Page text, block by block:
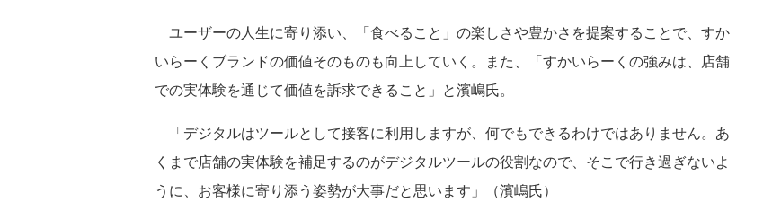
ユーザーの人生に寄り添い、「食べること」の楽しさや豊かさを提案することで、すか
いらーくブランドの価値そのものも向上していく。また、「すかいらーくの強みは、店舗
での実体験を通じて価値を訴求できること」と濱嶋氏。
「デジタルはツールとして接客に利用しますが、何でもできるわけではありません。あ
くまで店舗の実体験を補足するのがデジタルツールの役割なので、そこで行き過ぎないよ
うに、お客様に寄り添う姿勢が大事だと思います」（濱嶋氏）